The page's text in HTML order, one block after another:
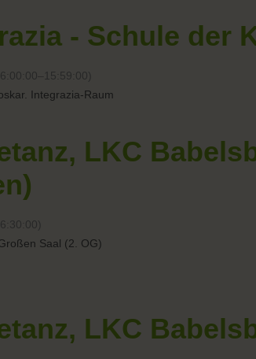
- Schule der
Integrazia-Raum
LKC
Saal (2. OG)
LKC